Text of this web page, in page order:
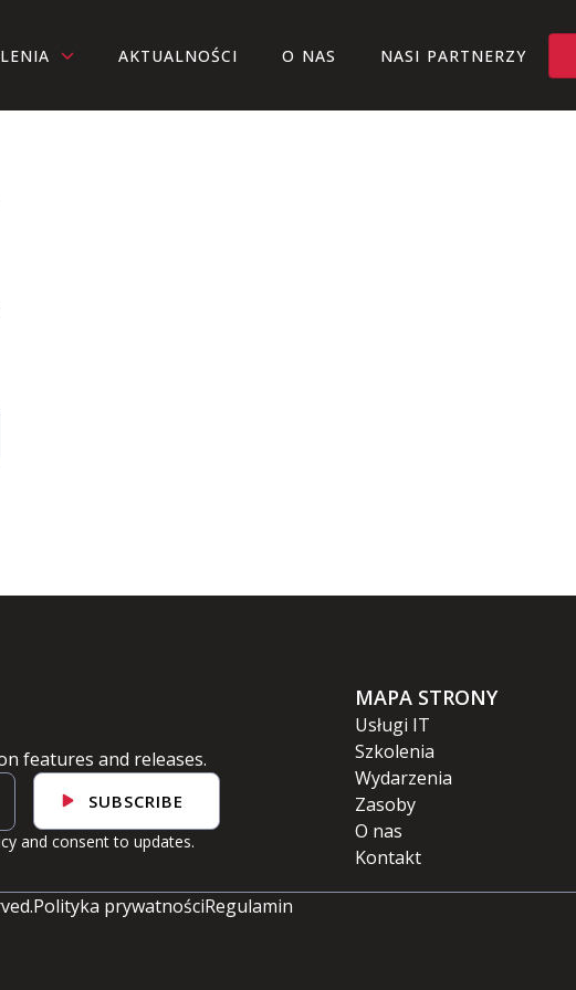
AKTUALNOŚCI O NAS NASI PARTNERZY
features and releases.
SUBSCRIBE
and consent to updates.
MAPA STRONY
Usługi IT
Szkolenia
Wydarzenia
Zasoby
O nas
Kontakt
Polityka prywatnościRegulamin